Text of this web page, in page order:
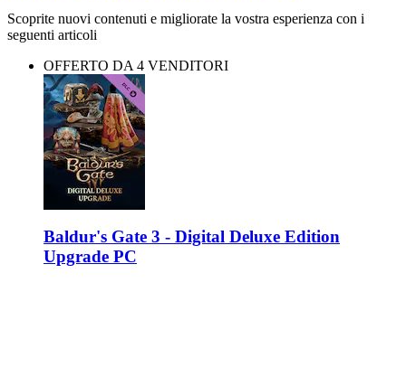
Scoprite nuovi contenuti e migliorate la vostra esperienza con i
seguenti articoli
OFFERTO DA 4 VENDITORI
Baldur's Gate 3 - Digital Deluxe Edition
Upgrade PC